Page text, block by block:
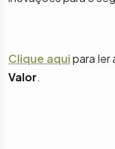
Clique aquipara ler
Valor.